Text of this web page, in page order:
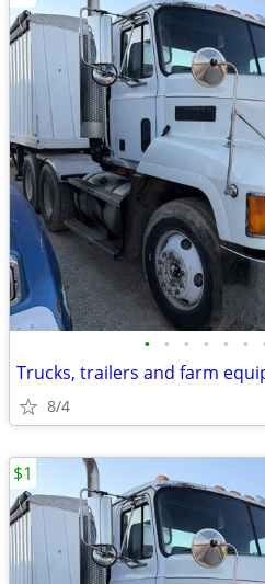
• • • • • •
Trucks, trailers and farm
8/4
$1